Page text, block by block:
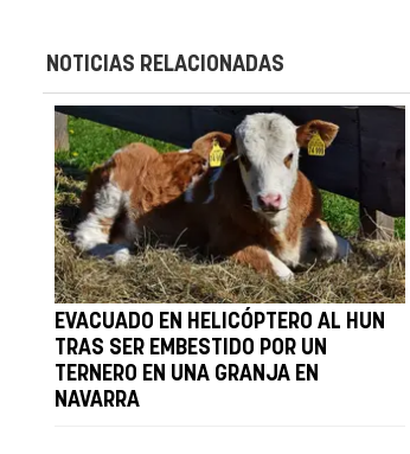
NOTICIAS RELACIONADAS
EVACUADO EN HELICÓPTERO AL HUN
TRAS SER EMBESTIDO POR UN
TERNERO EN UNA GRANJA EN
NAVARRA